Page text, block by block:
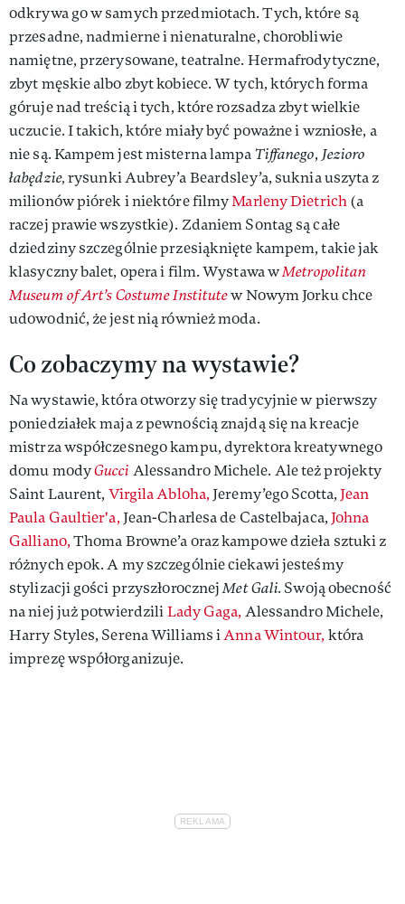
odkrywa go w samych przedmiotach. Tych, które są
przesadne, nadmierne i nienaturalne, chorobliwie
namiętne, przerysowane, teatralne. Hermafrodytyczne,
zbyt męskie albo zbyt kobiece. W tych, których forma
góruje nad treścią i tych, które rozsadza zbyt wielkie
uczucie. I takich, które miały być poważne i wzniosłe, a
nie są. Kampem jest misterna lampa Tiffanego, Jezioro
łabędzie,rysunki Aubrey’a Beardsley’a, suknia uszyta z
milionów piórek i niektóre filmyMarleny Dietrich(a
raczej prawie wszystkie). Zdaniem Sontag są całe
dziedziny szczególnie przesiąknięte kampem, takie jak
klasyczny balet, opera i film. Wystawa wMetropolitan
Museum of Art’s Costume Institutew Nowym Jorku chce
udowodnić, że jest nią również moda.
Co zobaczymy na wystawie?
Na wystawie, która otworzy się tradycyjnie w pierwszy
poniedziałek maja z pewnością znajdą się na kreacje
mistrza współczesnego kampu, dyrektora kreatywnego
domu modyGucci Alessandro Michele. Ale też projekty
Saint Laurent, Virgila Abloha, Jeremy’ego Scotta, Jean
Paula Gaultier'a, Jean-Charlesa de Castelbajaca, Johna
Galliano,Thoma Browne’a oraz kampowe dzieła sztuki z
różnych epok. A my szczególnie ciekawi jesteśmy
stylizacji gości przyszłorocznejMet Gali. Swoją obecność
na niej już potwierdziliLady Gaga, Alessandro Michele,
Harry Styles, Serena Williams iAnna Wintour, która
imprezę współorganizuje.